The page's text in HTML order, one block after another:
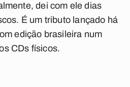
dei com ele dias
É um tributo lançado há
edição brasileira num
CDs físicos.